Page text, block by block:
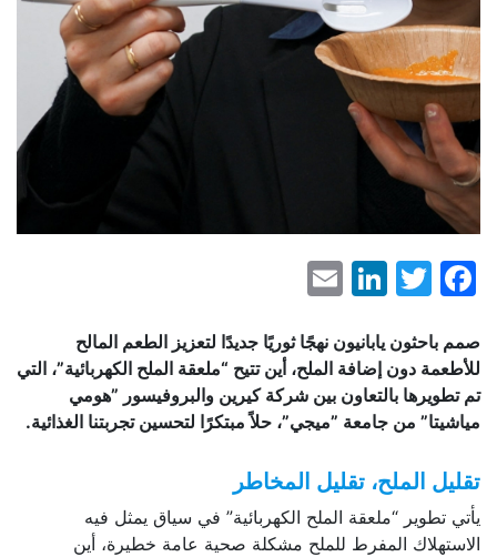
Facebook
Twitter
LinkedIn
صمم باحثون يابانيون نهجًا ثوريًا جديدًا لتعزيز الطعم المالح
للأطعمة دون إضافة الملح، أين تتيح “ملعقة الملح الكهربائية”، التي
تم تطويرها بالتعاون بين شركة كيرين والبروفيسور ”هومي
مياشيتا” من جامعة ”ميجي”، حلاً مبتكرًا لتحسين تجربتنا الغذائية.
تقليل الملح، تقليل المخاطر
يأتي تطوير “ملعقة الملح الكهربائية” في سياق يمثل فيه
الاستهلاك المفرط للملح مشكلة صحية عامة خطيرة، أين